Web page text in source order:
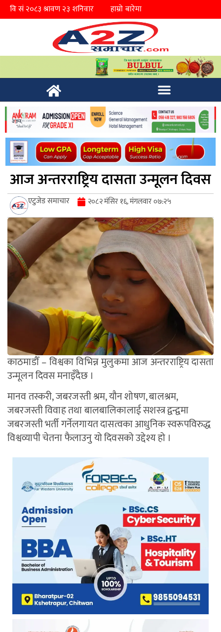
हाम्रो बारेमा
आज अन्तरराष्ट्रिय दासता उन्मूलन दिवस
एटुजेड समाचार २०८२ मंसिर १६, मंगलवार ०७:२५
काठमाडौँ – विश्वका विभिन्न मुलुकमा आज अन्तरराष्ट्रिय दासता
उन्मूलन दिवस मनाइँदैछ ।
मानव तस्करी, जबरजस्ती श्रम, यौन शोषण, बालश्रम,
जबरजस्ती विवाह तथा बालबालिकालाई सशस्त्र द्वन्द्वमा
जबरजस्ती भर्ती गर्नेलगायत दासत्वका आधुनिक स्वरूपविरुद्ध
विश्वव्यापी चेतना फैलाउनु यो दिवसको उद्देश्य हो ।